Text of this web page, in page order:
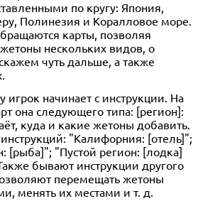
по кругу: Япония,
Полинезия и Коралловое море.
карты, позволяя
нескольких видов, о
чуть дальше, а также
игрок начинает с инструкции. На
она следующего типа: [регион]:
куда и какие жетоны добавить.
"Калифорния: [отель]";
[рыба]"; "Пустой регион: [лодка]
бывают инструкции другого
перемещать жетоны
менять их местами и т. д.